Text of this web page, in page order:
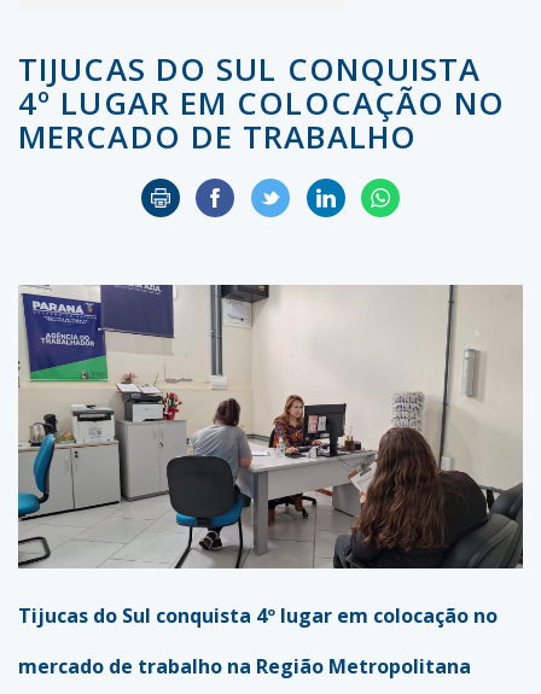
TIJUCAS DO SUL CONQUISTA
4º LUGAR EM COLOCAÇÃO NO
MERCADO DE TRABALHO
Tijucas do Sul conquista 4º lugar em colocação no
mercado de trabalho na Região Metropolitana